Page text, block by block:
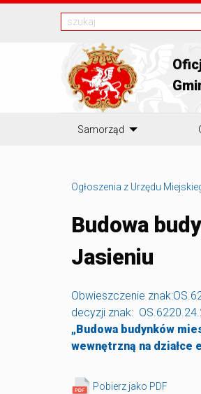
Samorząd
Ogłoszenia z Urzędu
Budowa
Jasieniu
Obwieszczenie
decyzji znak:
„Budowa budynków
wewnętrzną na działce
Pobierz jako PDF